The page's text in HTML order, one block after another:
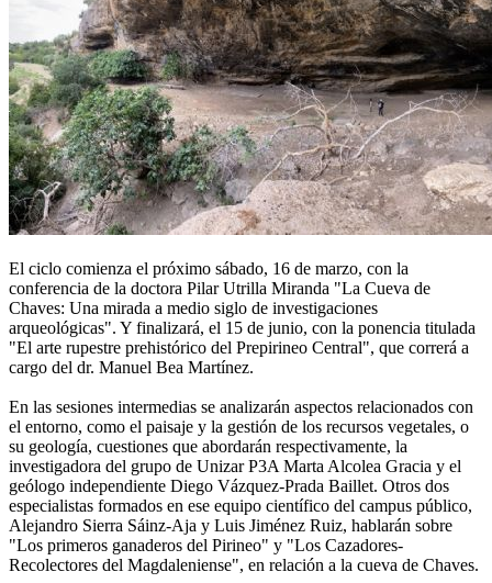
El ciclo comienza el próximo sábado, 16 de marzo, con la
conferencia de la doctora Pilar Utrilla Miranda "La Cueva de
Chaves: Una mirada a medio siglo de investigaciones
arqueológicas". Y finalizará, el 15 de junio, con la ponencia titulada
"El arte rupestre prehistórico del Prepirineo Central", que correrá a
cargo del dr. Manuel Bea Martínez.
En las sesiones intermedias se analizarán aspectos relacionados con
el entorno, como el paisaje y la gestión de los recursos vegetales, o
su geología, cuestiones que abordarán respectivamente, la
investigadora del grupo de Unizar P3A Marta Alcolea Gracia y el
geólogo independiente Diego Vázquez-Prada Baillet. Otros dos
especialistas formados en ese equipo científico del campus público,
Alejandro Sierra Sáinz-Aja y Luis Jiménez Ruiz, hablarán sobre
"Los primeros ganaderos del Pirineo" y "Los Cazadores-
Recolectores del Magdaleniense", en relación a la cueva de Chaves.